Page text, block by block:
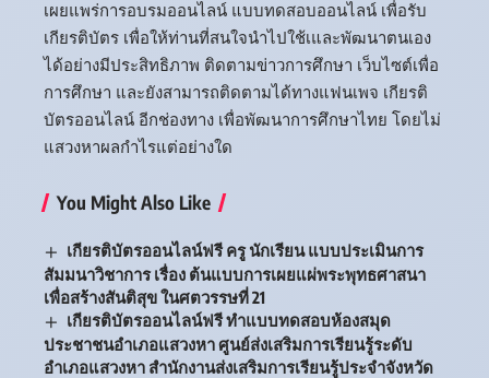
เผยแพร่การอบรมออนไลน์ แบบทดสอบออนไลน์ เพื่อรับ
เกียรติบัตร เพื่อให้ท่านที่สนใจนำไปใช้เและพัฒนาตนเอง
ได้อย่างมีประสิทธิภาพ ติดตามข่าวการศึกษา เว็บไซต์เพื่อ
การศึกษา และยังสามารถติดตามได้ทางแฟนเพจ เกียรติ
บัตรออนไลน์ อีกช่องทาง เพื่อพัฒนาการศึกษาไทย โดยไม่
แสวงหาผลกำไรแต่อย่างใด
You Might Also Like
เกียรติบัตรออนไลน์ฟรี ครู นักเรียน แบบประเมินการ
สัมมนาวิชาการ เรื่อง ต้นแบบการเผยแผ่พระพุทธศาสนา
เพื่อสร้างสันติสุข ในศตวรรษที่ 21
เกียรติบัตรออนไลน์ฟรี ทำแบบทดสอบห้องสมุด
ประชาชนอำเภอแสวงหา ศูนย์ส่งเสริมการเรียนรู้ระดับ
อำเภอแสวงหา สำนักงานส่งเสริมการเรียนรู้ประจำจังหวัด